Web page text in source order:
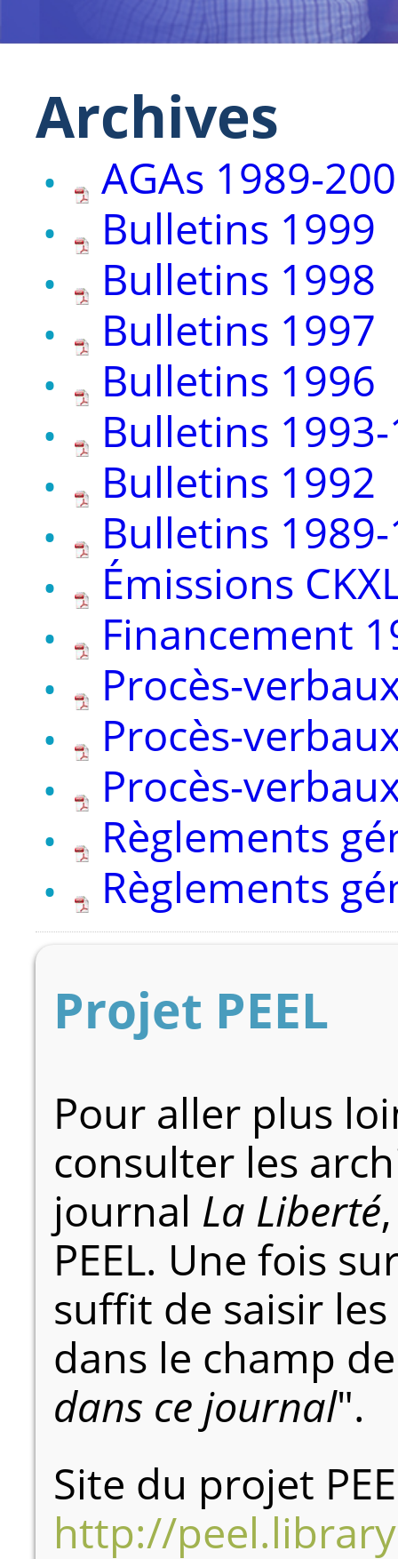
Archives
AGAs 1989-
Bulletins 1999
Bulletins 1998
Bulletins 1997
Bulletins 1996
Bulletins
Bulletins 1992
Bulletins
Émissions
Financement
Procès-
Procès-
Procès-
Règlements
Règlements
Projet PEEL
Pour aller plus
consulter les
journal La Liberté
PEEL. Une fois
suffit de saisir
dans le champ
dans ce journal".
Site du projet
http://